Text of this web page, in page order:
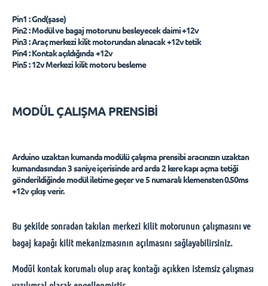
Pin1 : Gnd(şase)
Pin2 : Modül ve bagaj motorunu besleyecek daimi +12v
Pin3 : Araç merkezi kilit motorundan alınacak +12v tetik
Pin4 : Kontak açıldığında +12v
Pin5 : 12v Merkezi kilit motoru besleme
MODÜL ÇALIŞMA PRENSİBİ
Arduino uzaktan kumanda modülü çalışma prensibi aracınızın uzaktan
kumandasından 3 saniye içerisinde ard arda 2 kere kapı açma tetiği
gönderildiğinde modül iletime geçer ve 5 numaralı klemensten 0.50ms
+12v çıkış verir.
Bu şekilde sonradan takılan merkezi kilit motorunun çalışmasını ve
bagaj kapağı kilit mekanizmasının açılmasını sağlayabilirsiniz.
Modül kontak korumalı olup araç kontağı açıkken istemsiz çalışması